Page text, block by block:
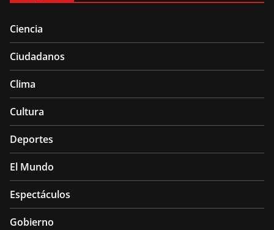
Ciencia
Ciudadanos
Clima
Cultura
Deportes
El Mundo
Espectáculos
Gobierno